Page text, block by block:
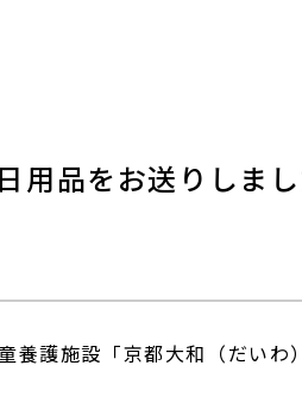
用品をお送りしま
養護施設「京都大和（だいわ